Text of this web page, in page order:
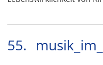
55.